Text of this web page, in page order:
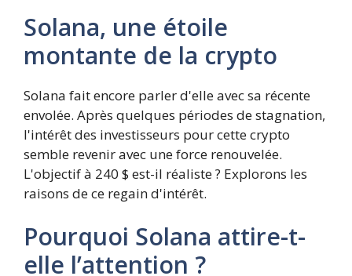
Solana, une étoile
montante de la crypto
Solana fait encore parler d'elle avec sa récente
envolée. Après quelques périodes de stagnation,
l'intérêt des investisseurs pour cette crypto
semble revenir avec une force renouvelée.
L'objectif à 240 $ est-il réaliste ? Explorons les
raisons de ce regain d'intérêt.
Pourquoi Solana attire-t-
elle l’attention ?